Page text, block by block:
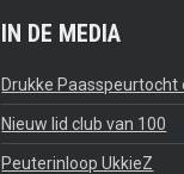
IN DE MEDIA
Drukke Paasspeurtocht
Nieuw lid club van 100
Peuterinloop UkkieZ